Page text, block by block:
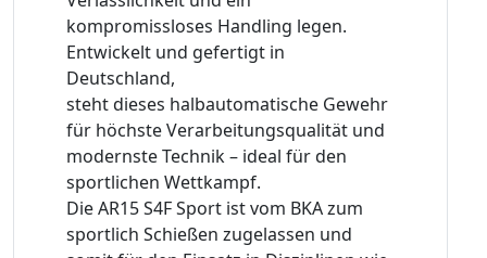
kompromissloses Handling legen.
Entwickelt und gefertigt in
Deutschland,
steht dieses halbautomatische Gewehr
für höchste Verarbeitungsqualität und
modernste Technik – ideal für den
sportlichen Wettkampf.
Die AR15 S4F Sport ist vom BKA zum
sportlich Schießen zugelassen und